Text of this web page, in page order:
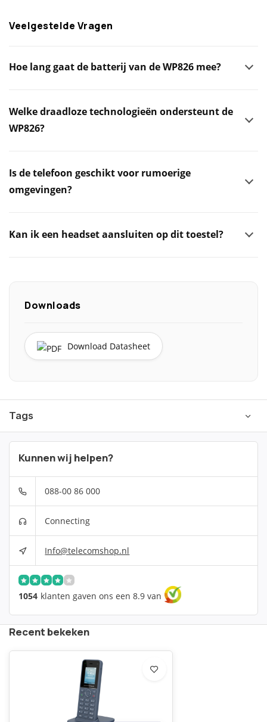
Veelgestelde Vragen
Hoe lang gaat de batterij van de WP826 mee?
Welke draadloze technologieën ondersteunt de
WP826?
Is de telefoon geschikt voor rumoerige
omgevingen?
Kan ik een headset aansluiten op dit toestel?
Downloads
Download Datasheet
Tags
Kunnen wij helpen?
088-00 86 000
Connecting
Info@telecomshop.nl
1054 klanten gaven ons een 8.9 van
Recent bekeken